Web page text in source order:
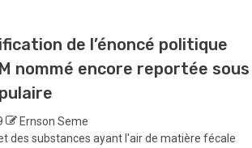
de l’énoncé politique
nommé encore reportée sous
Ernson Seme
des substances ayant l'air de matière fécale